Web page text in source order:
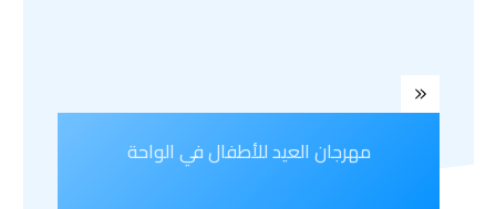
مهرجان العيد للأطفال في الواحة